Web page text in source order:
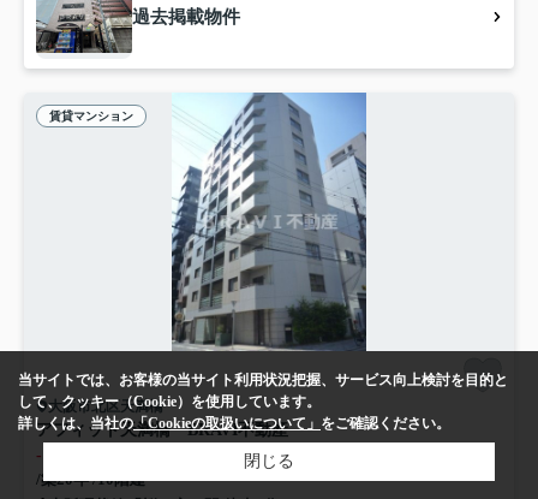
過去掲載物件
賃貸マンション
大阪市北区天満橋
アフィット天満橋 BRAVI不動産
-
/築20年 /10階建
当サイトでは、お客様の当サイト利用状況把握、サービス向上検討を目的と
して、クッキー（Cookie）を使用しています。
詳しくは、当社の「Cookieの取扱いについて」 をご確認ください。
閉じる